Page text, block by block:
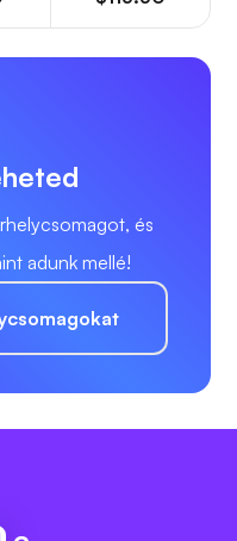
és
adunk mellé!